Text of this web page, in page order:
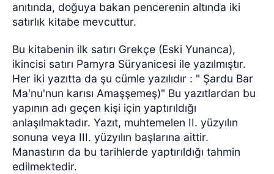
anıtında, doğuya bakan pencerenin altında iki
satırlık kitabe mevcuttur.
Bu kitabenin ilk satırı Grekçe (Eski Yunanca),
ikincisi satırı Pamyra Süryanicesi ile yazılmıştır.
Her iki yazıtta da şu cümle yazılıdır : " Şardu Bar
Ma'nu'nun karısı Amaşşemeş)" Bu yazıtlardan bu
yapının adı geçen kişi için yaptırıldığı
anlaşılmaktadır. Yazıt, muhtemelen II. yüzyılın
sonuna veya III. yüzyılın başlarına aittir.
Manastırın da bu tarihlerde yaptırıldığı tahmin
edilmektedir.